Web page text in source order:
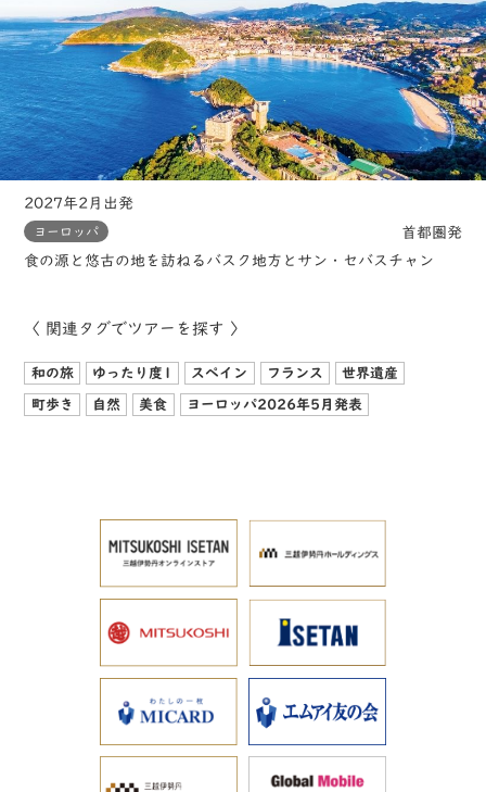
2027年2月出発
ヨーロッパ
首都圏発
食の源と悠古の地を訪ねるバスク地方とサン・セバスチャン
〈 関連タグでツアーを探す 〉
和の旅 ゆったり度1 スペイン フランス 世界遺産
町歩き 自然 美食 ヨーロッパ2026年5月発表